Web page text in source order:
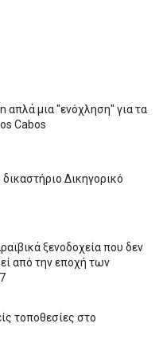
μια "ενόχληση" για τα
Cabos
Δικηγορικό
ξενοδοχεία που δεν
από την εποχή των
τοποθεσίες στο